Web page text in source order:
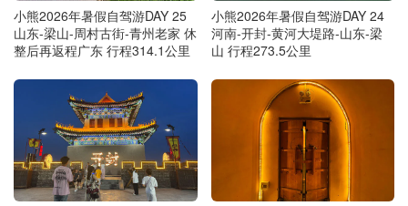
小熊2026年暑假自驾游DAY 25
山东-梁山-周村古街-青州老家 休
整后再返程广东 行程314.1公里
小熊2026年暑假自驾游DAY 24
河南-开封-黄河大堤路-山东-梁
山 行程273.5公里